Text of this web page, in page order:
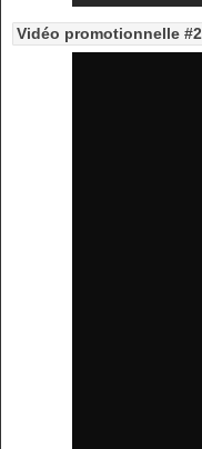
Vidéo promotionnelle #2